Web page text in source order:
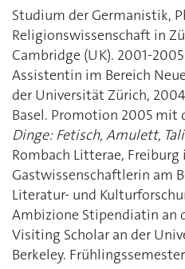
Studium der Germanistik,
Religionswissenschaft in
Cambridge (UK). 2001-
Assistentin im Bereich
der Universität Zürich,
Basel. Promotion 2005 mit
Dinge: Fetisch, Amulett,
Rombach Litterae, Freiburg
Gastwissenschaftlerin am
Literatur- und
Ambizione Stipendiatin an
Visiting Scholar an der
Berkeley.